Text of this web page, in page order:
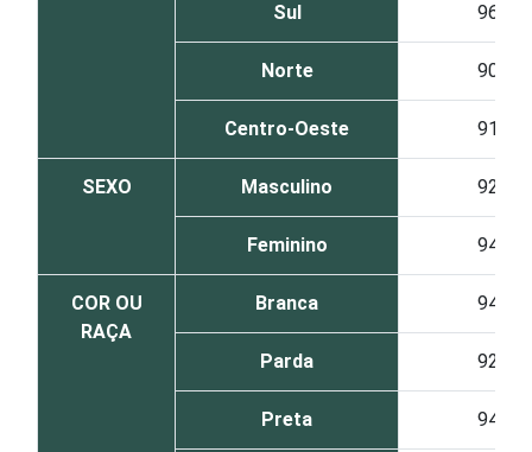
Sul 96
Norte 90
Centro-Oeste 91
SEXO Masculino 92
Feminino 94
COR OU
RAÇA
Branca 94
Parda 92
Preta 94